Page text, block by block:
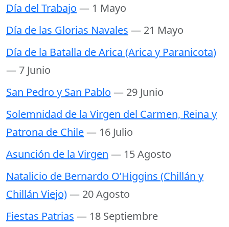
Día del Trabajo — 1 Mayo
Día de las Glorias Navales — 21 Mayo
Día de la Batalla de Arica (Arica y Paranicota)
— 7 Junio
San Pedro y San Pablo — 29 Junio
Solemnidad de la Virgen del Carmen, Reina y
Patrona de Chile— 16 Julio
Asunción de la Virgen — 15 Agosto
Natalicio de Bernardo O’Higgins (Chillán y
Chillán Viejo)— 20 Agosto
Fiestas Patrias — 18 Septiembre